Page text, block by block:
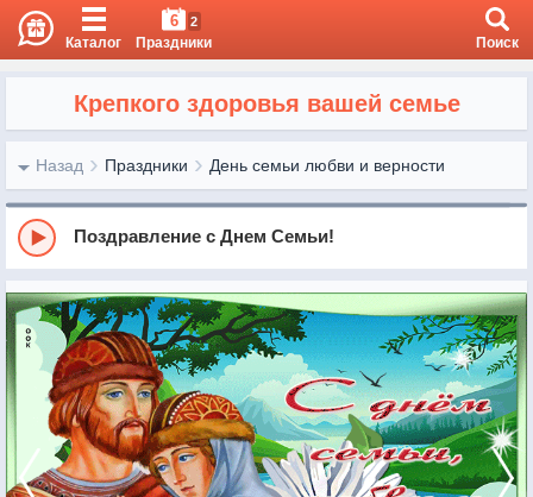
Каталог
6 2
Праздники Поиск
Крепкого здоровья вашей семье
Назад Праздники День семьи любви и верности
Поздравление с Днем Семьи!